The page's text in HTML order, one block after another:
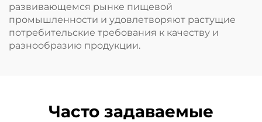
развивающемся рынке пищевой
промышленности и удовлетворяют растущие
потребительские требования к качеству и
разнообразию продукции.
Часто задаваемые